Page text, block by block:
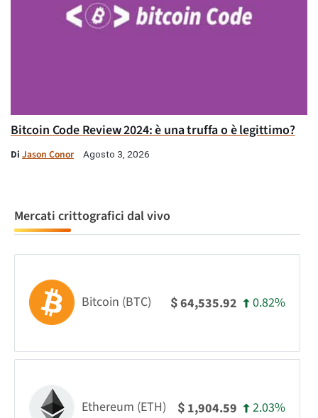
Bitcoin Code Review 2024: è una truffa o è legittimo?
Di Jason Conor Agosto 3, 2026
Mercati crittografici dal vivo
Bitcoin (BTC) $64,535.92 0.82%
Ethereum (ETH) $ 1,904.59 2.03%